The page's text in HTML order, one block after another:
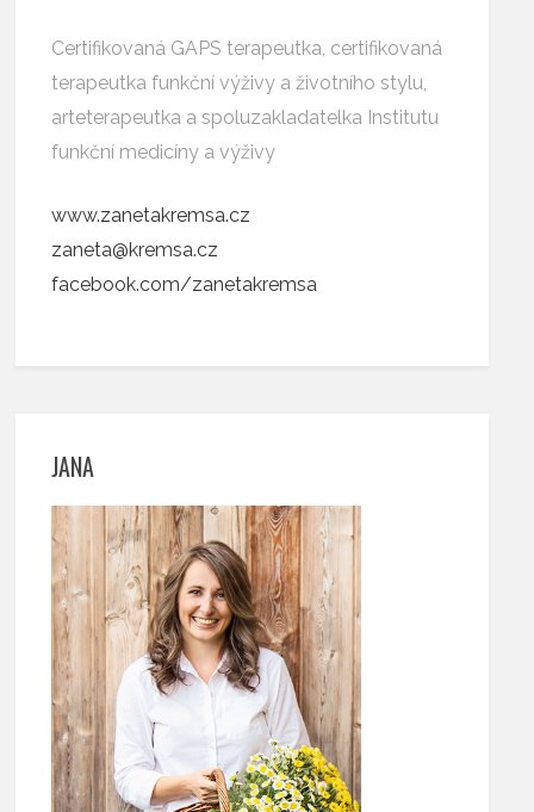
Certifikovaná GAPS terapeutka, certifikovaná
terapeutka funkční výživy a životního stylu,
arteterapeutka a spoluzakladatelka Institutu
funkční medicíny a výživy
www.zanetakremsa.cz
zaneta@kremsa.cz
facebook.com/zanetakremsa
JANA